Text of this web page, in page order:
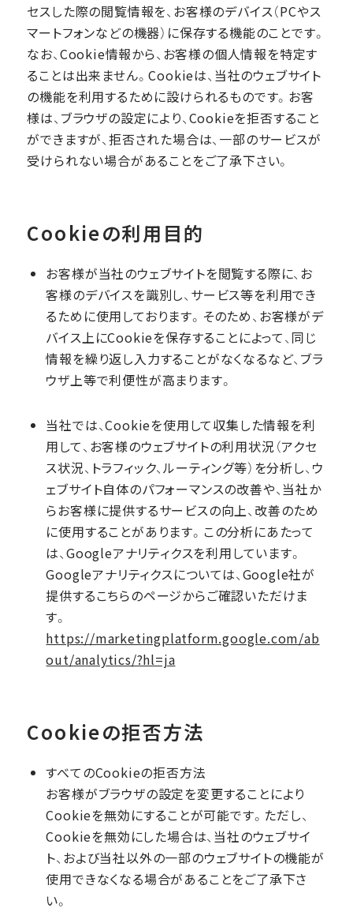
セスした際の閲覧情報を、お客様のデバイス（PCやス
マートフォンなどの機器）に保存する機能のことです。
なお、Cookie情報から、お客様の個人情報を特定す
ることは出来ません。Cookieは、当社のウェブサイト
の機能を利用するために設けられるものです。お客
様は、ブラウザの設定により、Cookieを拒否すること
ができますが、拒否された場合は、一部のサービスが
受けられない場合があることをご了承下さい。
Cookieの利用目的
お客様が当社のウェブサイトを閲覧する際に、お
客様のデバイスを識別し、サービス等を利用でき
るために使用しております。そのため、お客様がデ
バイス上にCookieを保存することによって、同じ
情報を繰り返し入力することがなくなるなど、ブラ
ウザ上等で利便性が高まります。
当社では、Cookieを使用して収集した情報を利
用して、お客様のウェブサイトの利用状況（アクセ
ス状況、トラフィック、ルーティング等）を分析し、ウ
ェブサイト自体のパフォーマンスの改善や、当社か
らお客様に提供するサービスの向上、改善のため
に使用することがあります。この分析にあたって
は、Googleアナリティクスを利用しています。
Googleアナリティクスについては、Google社が
提供するこちらのページからご確認いただけま
す。
https://marketingplatform.google.com/ab
out/analytics/?hl=ja
Cookieの拒否方法
すべてのCookieの拒否方法
お客様がブラウザの設定を変更することにより
Cookieを無効にすることが可能です。ただし、
Cookieを無効にした場合は、当社のウェブサイ
ト、および当社以外の一部のウェブサイトの機能が
使用できなくなる場合があることをご了承下さ
い。